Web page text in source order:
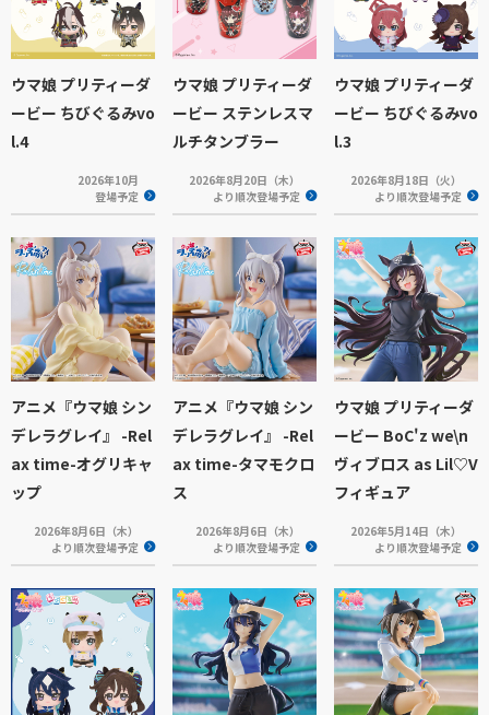
ウマ娘 プリティーダ
ービー ちびぐるみvo
l.4
2026年10月
登場予定
ウマ娘 プリティーダ
ービー ステンレスマ
ルチタンブラー
2026年8月20日（木）
より順次登場予定
ウマ娘 プリティーダ
ービー ちびぐるみvo
l.3
2026年8月18日（火）
より順次登場予定
アニメ『ウマ娘 シン
デレラグレイ』 -Rel
ax time-オグリキャ
ップ
2026年8月6日（木）
より順次登場予定
アニメ『ウマ娘 シン
デレラグレイ』 -Rel
ax time-タマモクロ
ス
2026年8月6日（木）
より順次登場予定
ウマ娘 プリティーダ
ービー BoC'z we\n
ヴィブロス as Lil♡V
フィギュア
2026年5月14日（木）
より順次登場予定